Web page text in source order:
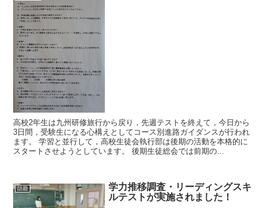
高校2年生は九州研修旅行から戻り，先週テストを終えて，今日から
3日間，受験生になる心構えとしてコース別進路ガイダンスが行われ
ます。 学習と並行して，高校生徒会執行部は後期の活動を本格的に
スタートさせようとしています。 後期生徒総会では前期の...
話題
学力推移調査・リーディングスキ
ルテストが実施されました！